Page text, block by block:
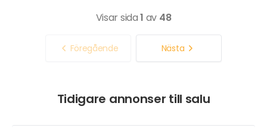
Visar sida1 av 48
Föregående Nästa
Tidigare annonser till salu